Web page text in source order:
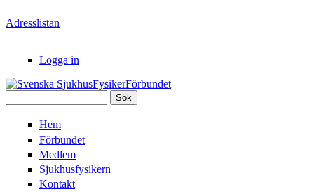
Adresslistan
Logga in
SjukhusFysikerFörbundet
Hem
Förbundet
Medlem
Sjukhusfysikern
Kontakt